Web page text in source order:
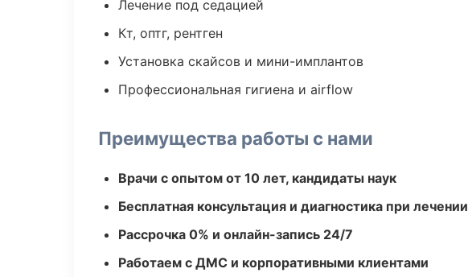
Лечение под седацией
Кт, оптг, рентген
Установка скайсов и мини-имплантов
Профессиональная гигиена и airflow
Преимущества работы с нами
Врачи с опытом от 10 лет, кандидаты наук
Бесплатная консультация и диагностика при лечении
Рассрочка 0% и онлайн-запись 24/7
Работаем с ДМС и корпоративными клиентами